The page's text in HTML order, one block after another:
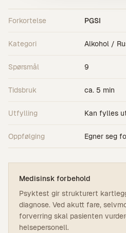
Forkortelse PGSI
Kategori Alkohol /
Spørsmål 9
Tidsbruk ca. 5 min
Utfylling Kan fylles
Oppfølging Egner seg
Medisinsk forbehold
Psyktest gir strukturert
diagnose. Ved akutt fare,
forverring skal pasienten
helsepersonell.